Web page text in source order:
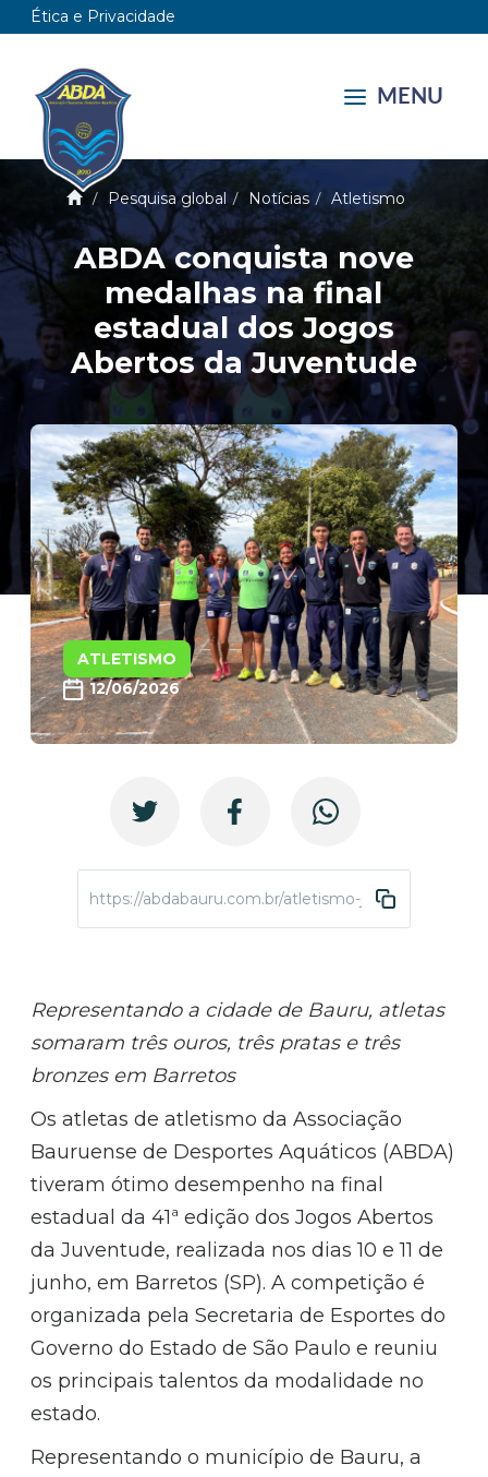
Ética e Privacidade
MENU
Pesquisa global Notícias Atletismo
ABDA conquista nove
medalhas na final
estadual dos Jogos
Abertos da Juventude
ATLETISMO
12/06/2026
https://abdabauru.com.br/atletismo-
Representando a cidade de Bauru, atletas
somaram três ouros, três pratas e três
bronzes em Barretos
Os atletas de atletismo da Associação
Bauruense de Desportes Aquáticos (ABDA)
tiveram ótimo desempenho na final
estadual da 41ª edição dos Jogos Abertos
da Juventude, realizada nos dias 10 e 11 de
junho, em Barretos (SP). A competição é
organizada pela Secretaria de Esportes do
Governo do Estado de São Paulo e reuniu
os principais talentos da modalidade no
estado.
Representando o município de Bauru, a